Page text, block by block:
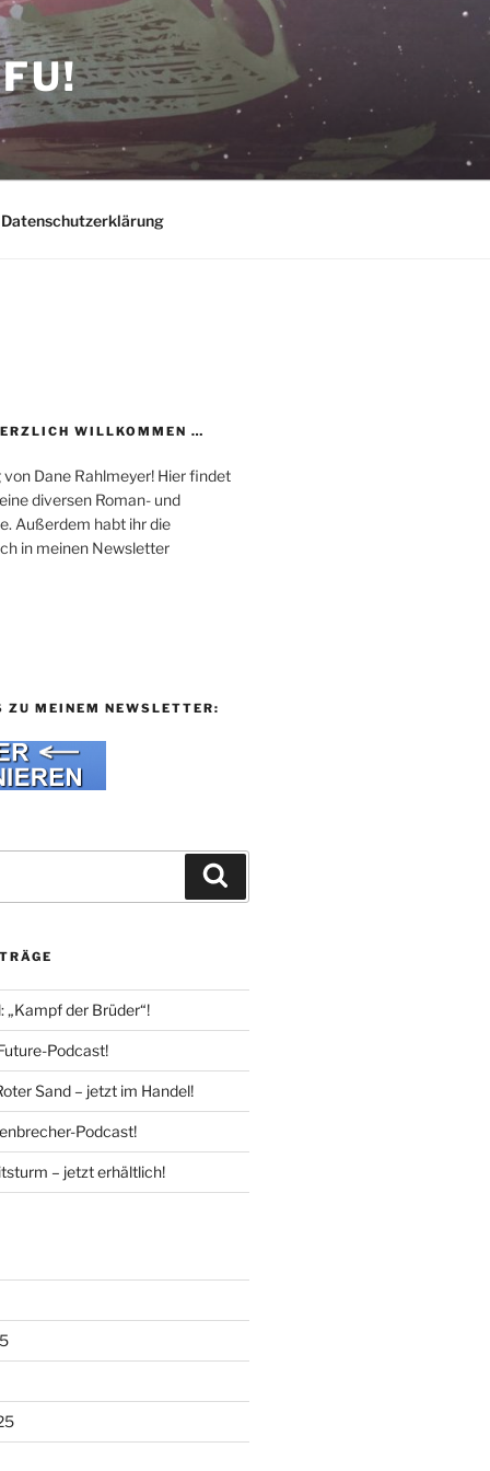
Datenschutzerklärung
WILLKOMMEN …
Dane Rahlmeyer! Hier findet
diversen Roman- und
Außerdem habt ihr die
in meinen Newsletter
ZU MEINEM NEWSLETTER:
„Kampf der Brüder“!
Podcast!
Sand – jetzt im Handel!
Podcast!
– jetzt erhältlich!